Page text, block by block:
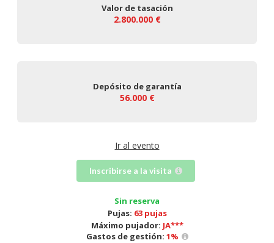
Valor de tasación
2.800.000 €
Depósito de garantía
56.000 €
Ir al evento
Inscribirse a la visita
Sin reserva
Pujas: 63 pujas
Máximo pujador: JA***
Gastos de gestión: 1%